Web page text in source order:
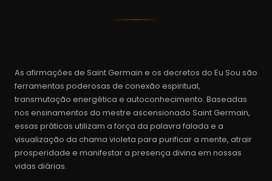
As afirmações de Saint Germain e os decretos do Eu Sou são
ferramentas poderosas de conexão espiritual,
transmutação energética e autoconhecimento. Baseadas
nos ensinamentos do mestre ascensionado Saint Germain,
essas práticas utilizam a força da palavra falada e a
visualização da chama violeta para purificar a mente, atrair
prosperidade e manifestar a presença divina em nossas
vidas diárias.